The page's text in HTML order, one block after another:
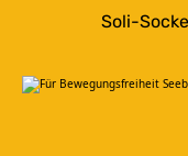
Soli-